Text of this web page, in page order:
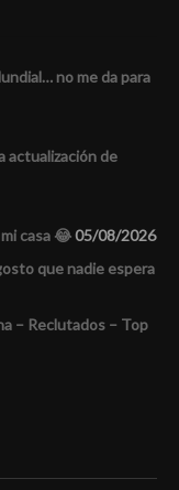
no me da para
actualización de
casa 😂05/08/2026
que nadie espera
– Reclutados – Top